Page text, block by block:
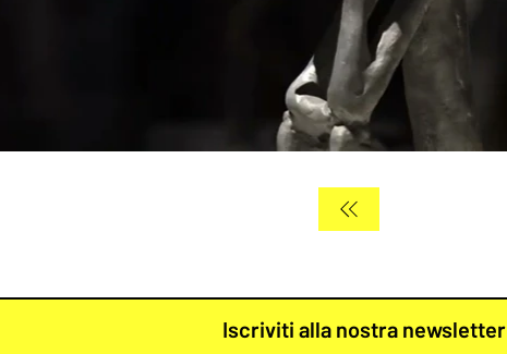
Iscriviti alla nostra newsletter